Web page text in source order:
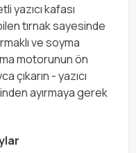
yazıcı kafası
tırnak sayesinde
ve soyma
motorunun ön
çıkarın - yazıcı
ayırmaya gerek